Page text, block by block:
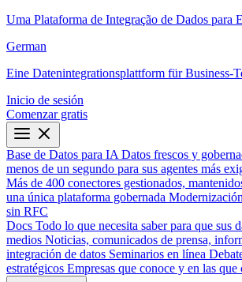
Uma Plataforma de Integração de Dados para
German
Eine Datenintegrationsplattform für Business-
Inicio de sesión
Comenzar gratis
Base de Datos para IA Datos frescos y
menos de un segundo para sus agentes más
Más de 400 conectores gestionados,
una única plataforma gobernada
sin RFC
Docs Todo lo que necesita saber para que sus
medios Noticias, comunicados de prensa,
integración de datos Seminarios en línea
estratégicos Empresas que conoce y en las